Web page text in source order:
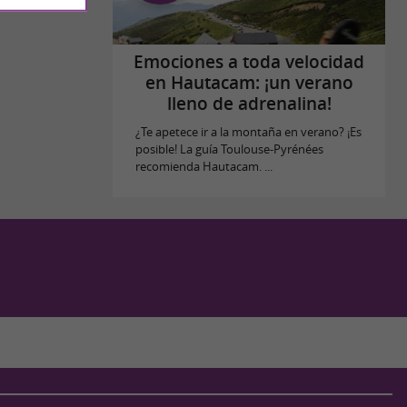
Emociones a toda velocidad
en Hautacam: ¡un verano
lleno de adrenalina!
¿Te apetece ir a la montaña en verano? ¡Es
posible! La guía Toulouse-Pyrénées
recomienda Hautacam. ...